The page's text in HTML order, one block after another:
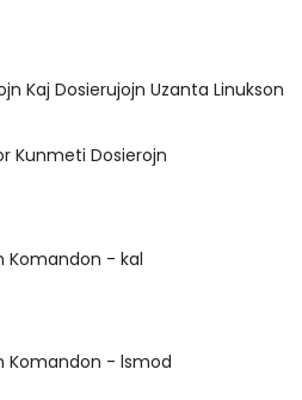
Kaj Dosierujojn Uzanta Linukson
Kunmeti Dosierojn
Komandon - kal
Komandon - lsmod